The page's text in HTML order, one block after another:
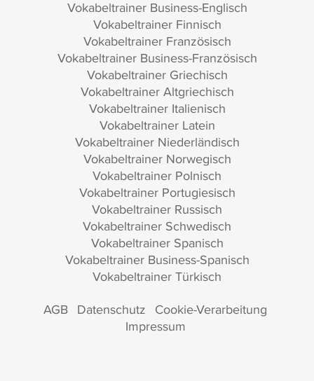
Vokabeltrainer Business-Englisch
Vokabeltrainer Finnisch
Vokabeltrainer Französisch
Vokabeltrainer Business-Französisch
Vokabeltrainer Griechisch
Vokabeltrainer Altgriechisch
Vokabeltrainer Italienisch
Vokabeltrainer Latein
Vokabeltrainer Niederländisch
Vokabeltrainer Norwegisch
Vokabeltrainer Polnisch
Vokabeltrainer Portugiesisch
Vokabeltrainer Russisch
Vokabeltrainer Schwedisch
Vokabeltrainer Spanisch
Vokabeltrainer Business-Spanisch
Vokabeltrainer Türkisch
AGB Datenschutz Cookie-Verarbeitung
Impressum